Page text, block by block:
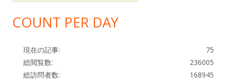
COUNT PER DAY
75
現在の記事:
236005
総閲覧数:
168945
総訪問者数: